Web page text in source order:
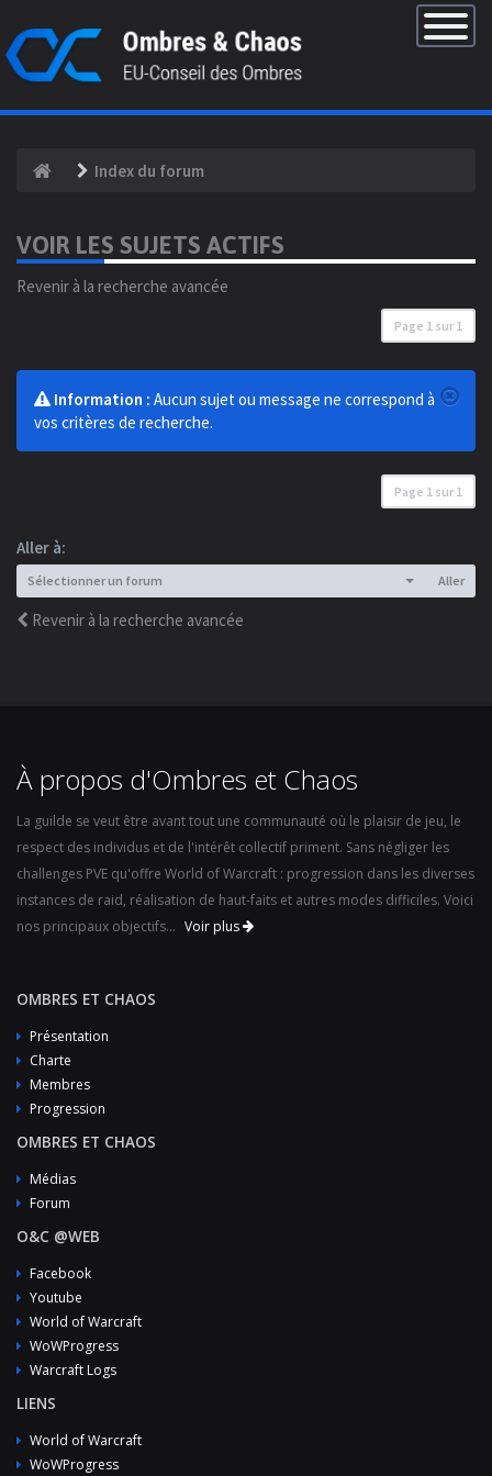
Basculer
la
×
Index du forum
VOIR LES SUJETS ACTIFS
Revenir à la recherche avancée
Page 1 sur 1
Information : Aucun sujet ou message ne correspond à
vos critères de recherche.
Page 1 sur 1
Aller à:
Sélectionner un forum Aller
Revenir à la recherche avancée
À propos d'Ombres et Chaos
La guilde se veut être avant tout une communauté où le plaisir de jeu, le
respect des individus et de l'intérêt collectif priment. Sans négliger les
challenges PVE qu'offre World of Warcraft : progression dans les diverses
instances de raid, réalisation de haut-faits et autres modes difficiles. Voici
nos principaux objectifs... Voir plus
OMBRES ET CHAOS
Présentation
Charte
Membres
Progression
OMBRES ET CHAOS
Médias
Forum
O&C @WEB
Facebook
Youtube
World of Warcraft
WoWProgress
Warcraft Logs
LIENS
World of Warcraft
WoWProgress